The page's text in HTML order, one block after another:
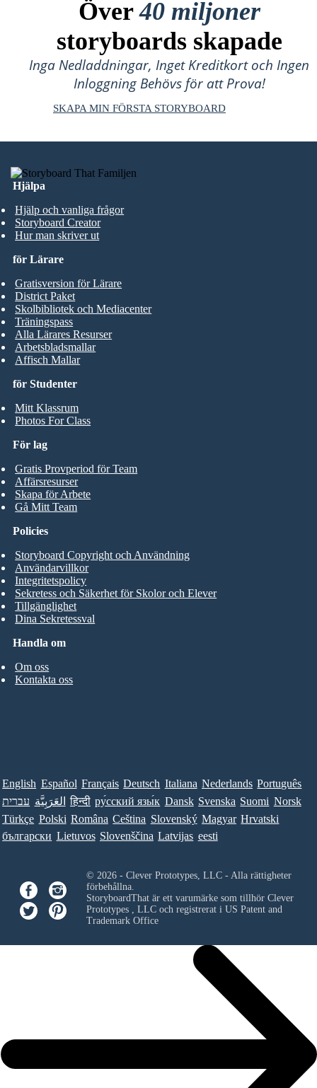
Över40 miljoner
storyboards skapade
Inga Nedladdningar, Inget Kreditkort och Ingen
Inloggning Behövs för att Prova!
SKAPA MIN FÖRSTA STORYBOARD
Hjälpa
Hjälp och vanliga frågor
Storyboard Creator
Hur man skriver ut
för Studenter
Mitt Klassrum
Photos For Class
för Lärare
Gratisversion för Lärare
District Paket
Skolbibliotek och Mediacenter
Träningspass
Alla Lärares Resurser
Arbetsbladsmallar
Affisch Mallar
För lag
Gratis Provperiod för Team
Affärsresurser
Skapa för Arbete
Gå Mitt Team
Handla om
Om oss
Kontakta oss
Policies
Storyboard Copyright och Användning
Användarvillkor
Integritetspolicy
Sekretess och Säkerhet för Skolor och Elever
Tillgänglighet
Dina Sekretessval
English Español Français Deutsch Italiana Nederlands Português
עברית العَرَبِيَّة हिन्दी ру́сский язы́к Dansk Svenska Suomi Norsk
Türkçe Polski Româna Ceština Slovenský Magyar Hrvatski
български Lietuvos Slovenščina Latvijas eesti
© 2026 - Clever Prototypes, LLC - Alla rättigheter
förbehållna.
StoryboardThat är ett varumärke som tillhör Clever
Prototypes , LLCoch registrerat i US Patent and
Trademark Office